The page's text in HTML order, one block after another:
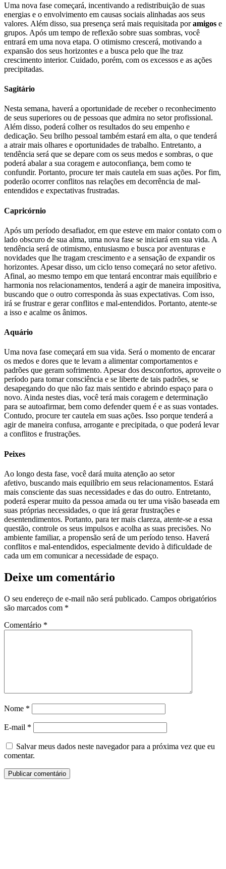
Uma nova fase começará, incentivando a redistribuição de suas
energias e o envolvimento em causas sociais alinhadas aos seus
valores. Além disso, sua presença será mais requisitada poramigos e
grupos. Após um tempo de reflexão sobre suas sombras, você
entrará em uma nova etapa. O otimismo crescerá, motivando a
expansão dos seus horizontes e a busca pelo que lhe traz
crescimento interior. Cuidado, porém, com os excessos e as ações
precipitadas.
Sagitário
Nesta semana, haverá a oportunidade de receber o reconhecimento
de seus superiores ou de pessoas que admira no setor profissional.
Além disso, poderá colher os resultados do seu empenho e
dedicação. Seu brilho pessoal também estará em alta, o que tenderá
a atrair mais olhares e oportunidades de trabalho. Entretanto, a
tendência será que se depare com os seus medos e sombras, o que
poderá abalar a sua coragem e autoconfiança, bem como te
confundir. Portanto, procure ter mais cautela em suas ações. Por fim,
poderão ocorrer conflitos nas relações em decorrência de mal-
entendidos e expectativas frustradas.
Capricórnio
Após um período desafiador, em que esteve em maior contato com o
lado obscuro de sua alma, uma nova fase se iniciará em sua vida. A
tendência será de otimismo, entusiasmo e busca por aventuras e
novidades que lhe tragam crescimento e a sensação de expandir os
horizontes. Apesar disso, um ciclo tenso começará no setor afetivo.
Afinal, ao mesmo tempo em que tentará encontrar mais equilíbrio e
harmonia nos relacionamentos, tenderá a agir de maneira impositiva,
buscando que o outro corresponda às suas expectativas. Com isso,
irá se frustrar e gerar conflitos e mal-entendidos. Portanto, atente-se
a isso e acalme os ânimos.
Aquário
Uma nova fase começará em sua vida. Será o momento de encarar
os medos e dores que te levam a alimentar comportamentos e
padrões que geram sofrimento. Apesar dos desconfortos, aproveite o
período para tomar consciência e se liberte de tais padrões, se
desapegando do que não faz mais sentido e abrindo espaço para o
novo. Ainda nestes dias, você terá mais coragem e determinação
para se autoafirmar, bem como defender quem é e as suas vontades.
Contudo, procure ter cautela em suas ações. Isso porque tenderá a
agir de maneira confusa, arrogante e precipitada, o que poderá levar
a conflitos e frustrações.
Peixes
Ao longo desta fase, você dará muita atenção ao setor
afetivo, buscando mais equilíbrio em seus relacionamentos. Estará
mais consciente das suas necessidades e das do outro. Entretanto,
poderá esperar muito da pessoa amada ou ter uma visão baseada em
suas próprias necessidades, o que irá gerar frustrações e
desentendimentos. Portanto, para ter mais clareza, atente-se a essa
questão, controle os seus impulsos e acolha as suas precisões. No
ambiente familiar, a propensão será de um período tenso. Haverá
conflitos e mal-entendidos, especialmente devido à dificuldade de
cada um em comunicar a necessidade de espaço.
Deixe um comentário
O seu endereço de e-mail não será publicado. Campos obrigatórios
são marcados com *
Comentário *
Nome *
E-mail *
Salvar meus dados neste navegador para a próxima vez que eu
comentar.